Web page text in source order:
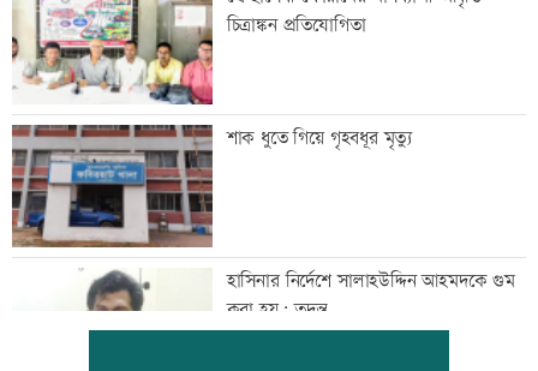
চিত্রাঙ্কন প্রতিযোগিতা
শাক ধুতে গিয়ে গৃহবধূর মৃত্যু
হাসিনার নির্দেশে সালাহউদ্দিন আহমদকে গুম
করা হয়: তদন্ত